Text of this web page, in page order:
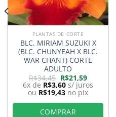
PLANTAS DE CORTE
BLC. MIRIAM SUZUKI X
(BLC. CHUNYEAH X BLC.
WAR CHANT) CORTE
ADULTO
R$34,45 O
preço
original
era:
R$34,45.
R$21,59O
preço
atual
é:
R$21,59.
6x de R$3,60 s/ juros
ou R$19,43 no pix
COMPRAR